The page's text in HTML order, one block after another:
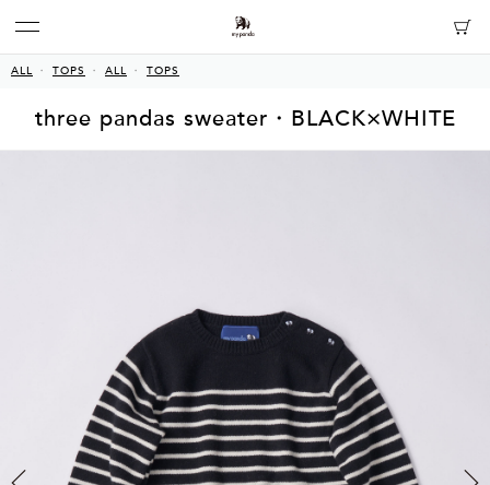
ALL TOPS ALL TOPS
three pandas sweater・BLACK×WHITE